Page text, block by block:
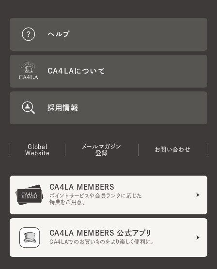
ヘルプ
CA4LAについて
採用情報
Global
Website
メールマガジン
登録
お問い合わせ
CA4LA MEMBERS
ポイントサービスや会員ランクに応じた
特典をご用意。
CA4LA MEMBERS 公式アプリ
CA4LAでのお買いものをより楽しく便利に。